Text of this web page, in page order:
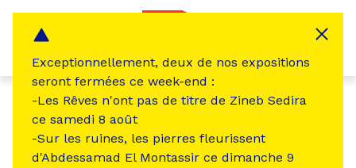
Coopération internationale
EXPÉRIENCE(S)
Exceptionnellement, deux de nos expositions
seront fermées ce week-end :
-Les Rêves n'ont pas de titre de Zineb Sedira
ce samedi 8 août
-Sur les ruines, les pierres fleurissent
d'Abdessamad El Montassir ce dimanche 9
Panneau de gestion des cookies